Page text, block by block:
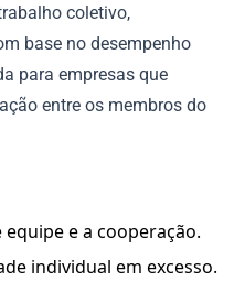
coletivo,
base no desempenho
para empresas que
entre os membros do
e a cooperação.
individual em excesso.